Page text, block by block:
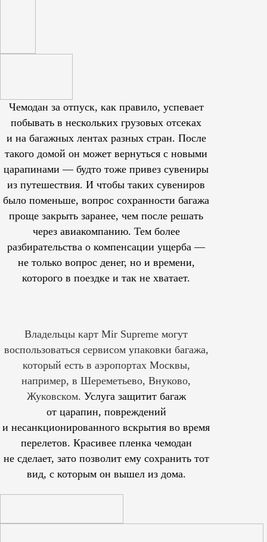
Чемодан за отпуск, как правило, успевает
побывать в нескольких грузовых отсеках
и на багажных лентах разных стран. После
такого домой он может вернуться с новыми
царапинами — будто тоже привез сувениры
из путешествия. И чтобы таких сувениров
было поменьше, вопрос сохранности багажа
проще закрыть заранее, чем после решать
через авиакомпанию. Тем более
разбирательства о компенсации ущерба —
не только вопрос денег, но и времени,
которого в поездке и так не хватает.
Владельцы карт Mir Supreme могут
воспользоваться сервисом упаковки багажа,
который есть в аэропортах Москвы,
например, в Шереметьево, Внуково,
Жуковском. Услуга защитит багаж
от царапин, повреждений
и несанкционированного вскрытия во время
перелетов. Красивее пленка чемодан
не сделает, зато позволит ему сохранить тот
вид, с которым он вышел из дома.